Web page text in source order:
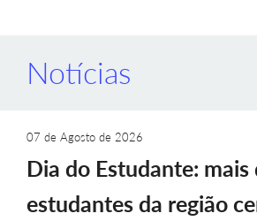
Notícias
07 de Agosto de 2026
Dia do Estudante:
estudantes da região